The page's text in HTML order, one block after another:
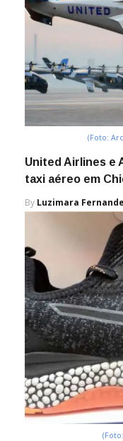
(Foto:
United Airlines e
taxi aéreo em
By Luzimara